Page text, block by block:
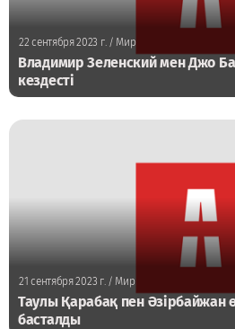
22 сентября 2023 г./ Мир
Владимир Зеленский мен Джо
кездесті
21 сентября 2023 г./ Мир
Таулы Қарабақ пен Әзірбайжан
басталды